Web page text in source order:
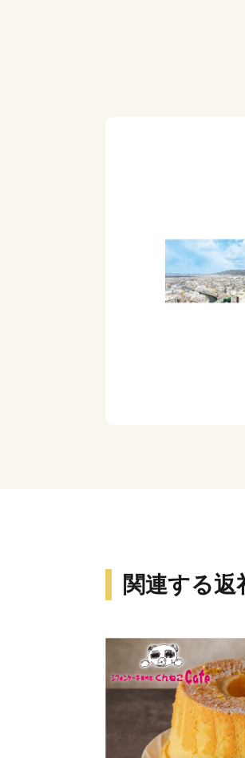
関連する